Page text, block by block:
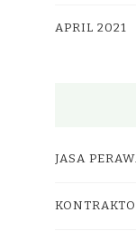
APRIL 2021
JASA